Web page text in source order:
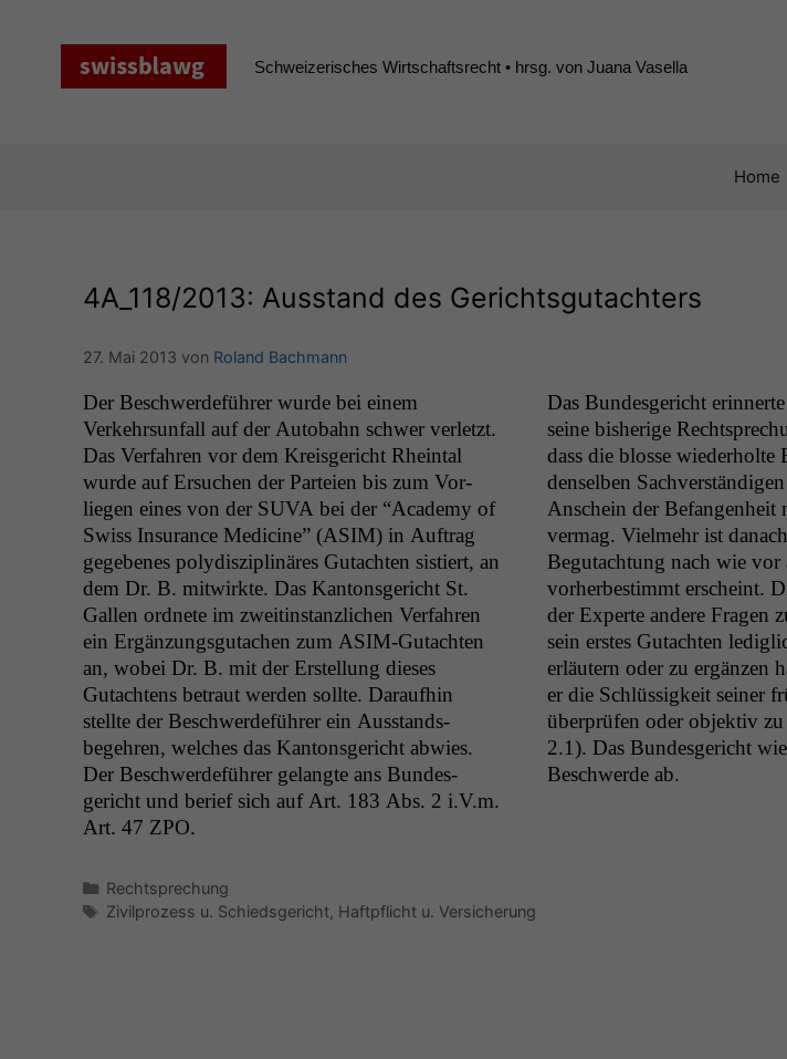
Schweizerisches Wirtschaftsrecht • hrsg. von Juana Vasella
Home
4A_118/2013: Ausstand des Gerichtsgutachters
27. Mai 2013 von Roland Bachmann
Der Beschw­erde­führer wurde bei einem
Verkehrsun­fall auf der Auto­bahn schw­er ver­let­zt.
Das Ver­fahren vor dem Kreis­gericht Rhein­tal
wurde auf Ersuchen der Parteien bis zum Vor­
liegen eines von der SUVA bei der “Acad­e­my of
Swiss Insur­ance Med­i­cine” (ASIM) in Auf­trag
gegebenes poly­diszi­plinäres Gutacht­en sistiert, an
dem Dr. B. mitwirk­te. Das Kan­ton­s­gericht St.
Gallen ord­nete im zweitin­stan­zlichen Ver­fahren
ein Ergänzungsgutachen zum ASIM-Gutacht­en
an, wobei Dr. B. mit der Erstel­lung dieses
Gutacht­ens betraut wer­den sollte. Daraufhin
stellte der Beschw­erde­führer ein Aus­stands­
begehren, welch­es das Kan­ton­s­gericht abwies.
Der Beschw­erde­führer gelangte ans Bun­des­
gericht und berief sich auf Art. 183 Abs. 2 i.V.m.
Art. 47 ZPO.
Das Bun­des­gericht
seine bish­erige
dass die blosse wieder­holte
densel­ben
Anschein der Befan­gen­heit
ver­mag. Vielmehr ist
Begutach­tung nach wie
vorherbes­timmt erscheint.
der Experte andere Fra­gen
sein erstes Gutacht­en
erläutern oder zu ergänzen
er die Schlüs­sigkeit sein­er
über­prüfen oder objek­tiv
2.1). Das Bun­des­gericht
Beschw­erde ab.
Kategorien
Rechtsprechung
Schlagwörter
Zivilprozess u. Schiedsgericht, Haftpflicht u. Versicherung